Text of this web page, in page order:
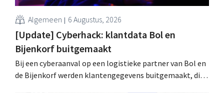
Algemeen 6 Augustus, 2026
[Update] Cyberhack: klantdata Bol en
Bijenkorf buitgemaakt
Bij een cyberaanval op een logistieke partner van Bol en
de Bijenkorf werden klantengegevens buitgemaakt, die